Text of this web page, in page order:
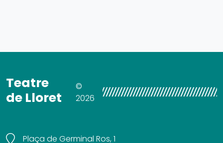
Teatre
de Lloret
©
2026
Plaça de Germinal Ros, 1